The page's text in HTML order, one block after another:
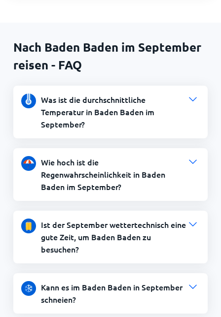
Nach Baden Baden im September
reisen - FAQ
Was ist die durchschnittliche
Temperatur in Baden Baden im
September?
Wie hoch ist die
Regenwahrscheinlichkeit in Baden
Baden im September?
Ist der September wettertechnisch eine
gute Zeit, um Baden Baden zu
besuchen?
Kann es im Baden Baden in September
schneien?